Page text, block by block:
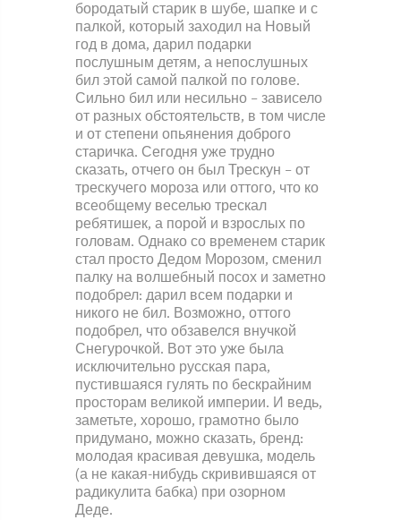
бородатый старик в шубе, шапке и с
палкой, который заходил на Новый
год в дома, дарил подарки
послушным детям, а непослушных
бил этой самой палкой по голове.
Сильно бил или несильно – зависело
от разных обстоятельств, в том числе
и от степени опьянения доброго
старичка. Сегодня уже трудно
сказать, отчего он был Трескун – от
трескучего мороза или оттого, что ко
всеобщему веселью трескал
ребятишек, а порой и взрослых по
головам. Однако со временем старик
стал просто Дедом Морозом, сменил
палку на волшебный посох и заметно
подобрел: дарил всем подарки и
никого не бил. Возможно, оттого
подобрел, что обзавелся внучкой
Снегурочкой. Вот это уже была
исключительно русская пара,
пустившаяся гулять по бескрайним
просторам великой империи. И ведь,
заметьте, хорошо, грамотно было
придумано, можно сказать, бренд:
молодая красивая девушка, модель
(а не какая-нибудь скривившаяся от
радикулита бабка) при озорном
Деде.